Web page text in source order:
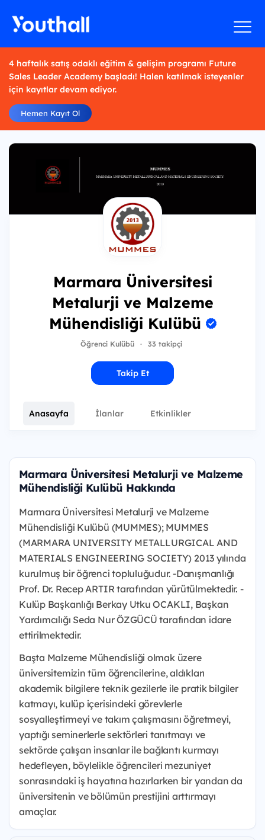
4 haftalık satış odaklı eğitim & gelişim programı Future
Sales Leader Academy başladı! Halen katılmak isteyenler
için kayıtlar devam ediyor.
Hemen Kayıt Ol
Marmara Üniversitesi
Metalurji ve Malzeme
Mühendisliği Kulübü
Öğrenci Kulübü · 33 takipçi
Takip Et
Anasayfa İlanlar Etkinlikler
Marmara Üniversitesi Metalurji ve Malzeme
Mühendisliği Kulübü Hakkında
Marmara Üniversitesi Metalurji ve Malzeme
Mühendisliği Kulübü (MUMMES); MUMMES
(MARMARA UNIVERSITY METALLURGICAL AND
MATERIALS ENGINEERING SOCIETY) 2013 yılında
kurulmuş bir öğrenci topluluğudur. -Danışmanlığı
Prof. Dr. Recep ARTIR tarafından yürütülmektedir. -
Kulüp Başkanlığı Berkay Utku OCAKLI, Başkan
Yardımcılığı Seda Nur ÖZGÜCÜ tarafından idare
ettirilmektedir.
Başta Malzeme Mühendisliği olmak üzere
üniversitemizin tüm öğrencilerine, aldıkları
akademik bilgilere teknik gezilerle ile pratik bilgiler
katmayı, kulüp içerisindeki görevlerle
sosyalleştirmeyi ve takım çalışmasını öğretmeyi,
yaptığı seminerlerle sektörleri tanıtmayı ve
sektörde çalışan insanlar ile bağlantı kurmayı
hedefleyen, böylelikle öğrencileri mezuniyet
sonrasındaki iş hayatına hazırlarken bir yandan da
üniversitenin ve bölümün prestijini arttırmayı
amaçlar.